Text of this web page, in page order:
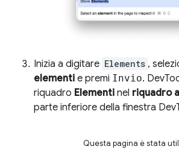
Inizia a digitare Elements ,
elementi e premi Invio.
riquadro Elementi nel riquadro
parte inferiore della finestra
Questa pagina è stata